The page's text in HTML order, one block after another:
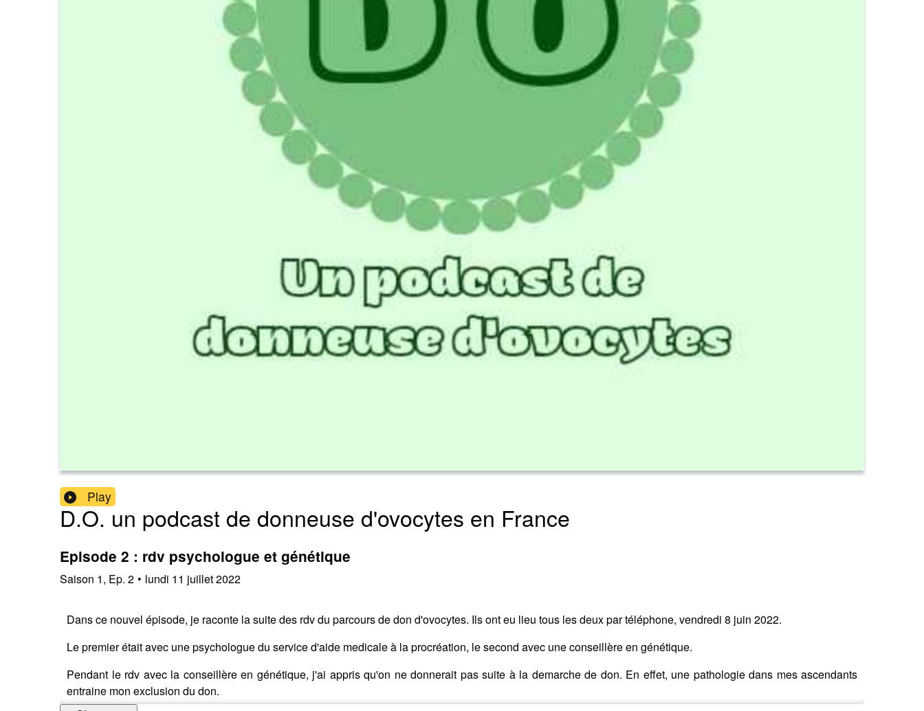
Play
D.O. un podcast de donneuse d'ovocytes en France
Episode 2 : rdv psychologue et génétique
Saison 1, Ep. 2 • lundi 11 juillet 2022
Dans ce nouvel épisode, je raconte la suite des rdv du parcours de don d'ovocytes. Ils ont eu lieu tous les deux par téléphone, vendredi 8 juin 2022.
Le premier était avec une psychologue du service d'aide medicale à la procréation, le second avec une conseillère en génétique.
Pendant le rdv avec la conseillère en génétique, j'ai appris qu'on ne donnerait pas suite à la demarche de don. En effet, une pathologie dans mes ascendants
entraine mon exclusion du don.